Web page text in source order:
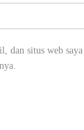
dan situs web